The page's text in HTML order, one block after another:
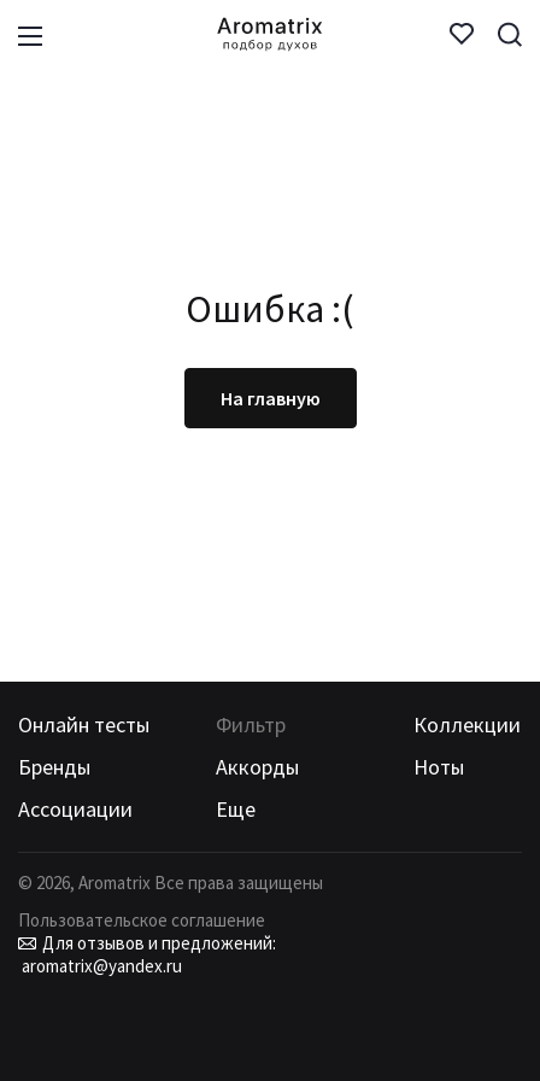
Ошибка :(
На главную
Онлайн тесты Фильтр
Коллекции
Бренды
Аккорды
Ноты
Ассоциации
Еще
© 2026, Aromatrix Все права защищены
Пользовательское соглашение
Для отзывов и предложений:
aromatrix@yandex.ru